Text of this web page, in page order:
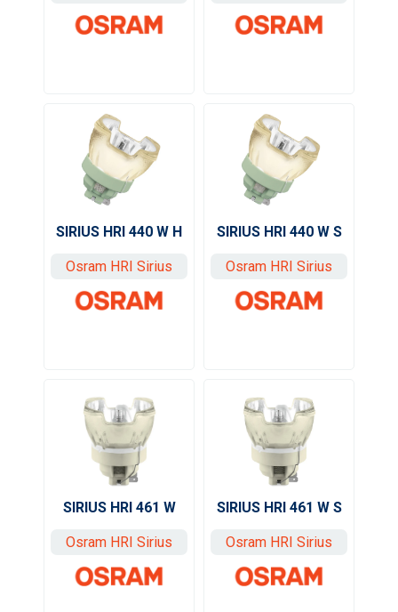
SIRIUS HRI 440 W H
Osram HRI Sirius
SIRIUS HRI 440 W S
Osram HRI Sirius
SIRIUS HRI 461 W
Osram HRI Sirius
SIRIUS HRI 461 W S
Osram HRI Sirius